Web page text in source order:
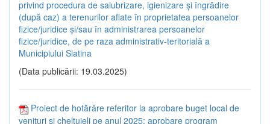
privind procedura de salubrizare, igienizare și îngrădire
(după caz) a terenurilor aflate în proprietatea persoanelor
fizice/juridice și/sau în administrarea persoanelor
fizice/juridice, de pe raza administrativ-teritorială a
Municipiului Slatina
(Data publicării: 19.03.2025)
Proiect de hotărâre referitor la aprobare buget local de
venituri și cheltuieli pe anul 2025; aprobare program